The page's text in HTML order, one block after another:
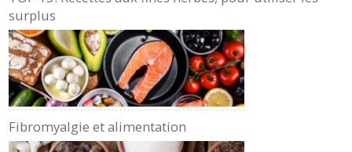
surplus
Fibromyalgie et alimentation